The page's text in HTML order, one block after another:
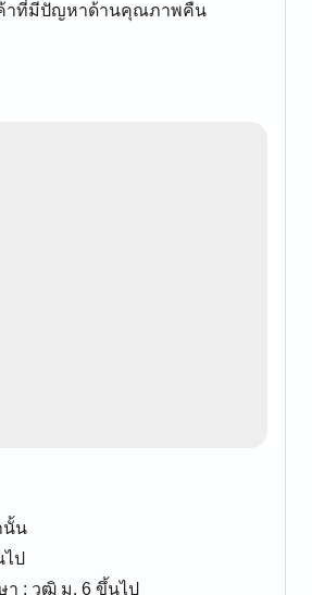
าที่มีปัญหาด้านคุณภาพคืน
นั้น
ป
า : วุฒิ ม. 6 ขึ้นไป